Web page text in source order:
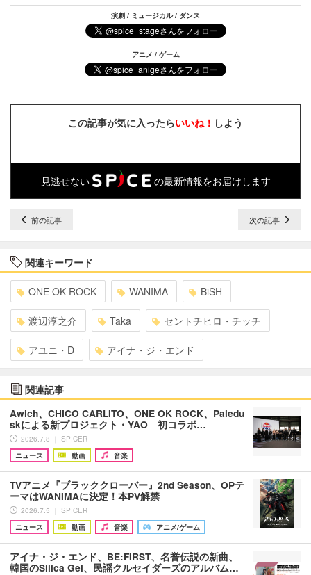
演劇 / ミュージカル / ダンス
アニメ / ゲーム
この記事が気に入ったらいいね！ しよう
見逃せない の最新情報をお届けします
前の記事 次の記事
関連キーワード
ONE OK ROCK WANIMA BiSH
渡辺淳之介 Taka セントチヒロ・チッチ
アユニ・D アイナ・ジ・エンド
関連記事
Awich、CHICO CARLITO、ONE OK ROCK、Paledu
skによる新プロジェクト・YAO 初コラボ…
2026.7.8 ｜ SPICER
ニュース
動画 音楽
TVアニメ『ブラッククローバー』2nd Season、OPテ
ーマはWANIMAに決定！本PV解禁
2026.7.5 ｜ SPICER
ニュース
動画 音楽 アニメ/ゲーム
アイナ・ジ・エンド、BE:FIRST、名誉伝説の新曲、
韓国のSilica Gel、民謡クルセイダーズのアルバム…